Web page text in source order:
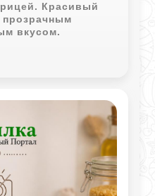
Красивый
прозрачным
вкусом.